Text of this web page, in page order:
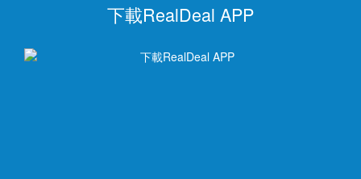
下載RealDeal APP